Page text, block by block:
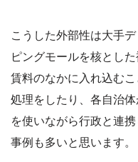
こうした外部性は大手
ピングモールを核とし
賃料のなかに入れ込む
処理をしたり、各自治
を使いながら行政と連
事例も多いと思います。